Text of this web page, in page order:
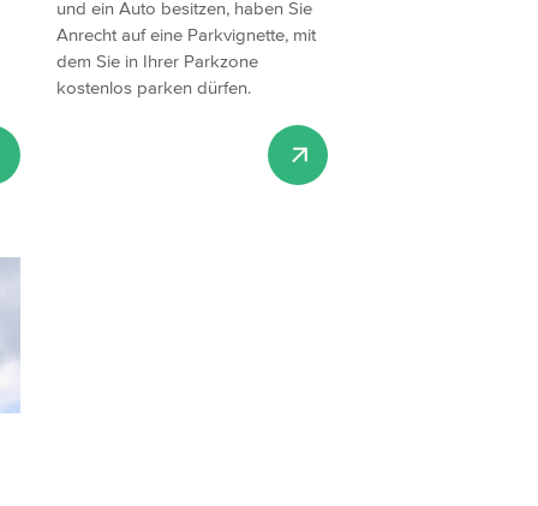
und ein Auto besitzen, haben Sie
Anrecht auf eine Parkvignette, mit
dem Sie in Ihrer Parkzone
kostenlos parken dürfen.